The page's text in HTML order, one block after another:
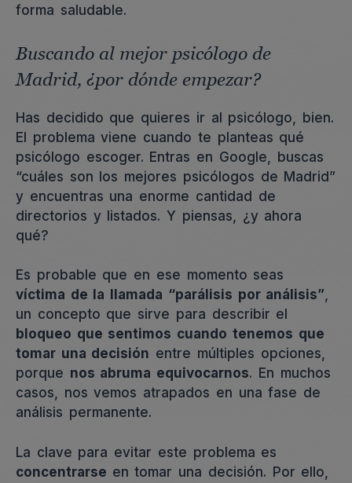
forma saludable.
Buscando al mejor psicólogo de
Madrid, ¿por dónde empezar?
Has decidido que quieres ir al psicólogo, bien.
El problema viene cuando te planteas qué
psicólogo escoger. Entras en Google, buscas
“cuáles son los mejores psicólogos de Madrid”
y encuentras una enorme cantidad de
directorios y listados. Y piensas, ¿y ahora
qué?
Es probable que en ese momento seas
víctima de la llamada “parálisis por análisis”,
un concepto que sirve para describir el
bloqueo que sentimos cuando tenemos que
tomar una decisión entre múltiples opciones,
porque nos abruma equivocarnos. En muchos
casos, nos vemos atrapados en una fase de
análisis permanente.
La clave para evitar este problema es
concentrarse en tomar una decisión. Por ello,